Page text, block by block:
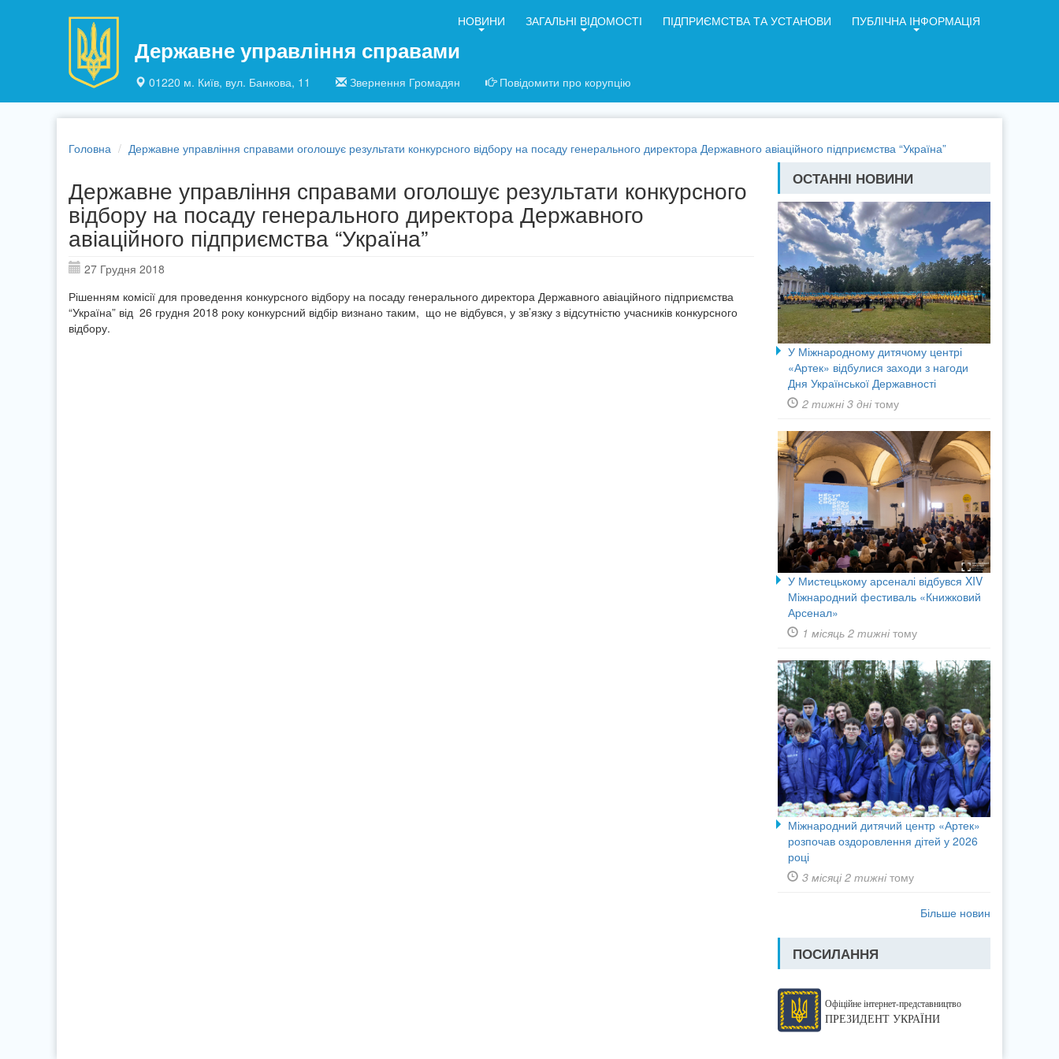
Державне управління справами
01220 м. Київ, вул. Банкова, 11 Звернення Громадян Повідомити про корупцію
НОВИНИ ЗАГАЛЬНІ ВІДОМОСТІ ПІДПРИЄМСТВА ТА УСТАНОВИ ПУБЛІЧНА ІНФОРМАЦІЯ
Головна Державне управління справами оголошує результати конкурсного відбору на посаду генерального директора Державного авіаційного підприємства “Україна”
Державне управління справами оголошує результати конкурсного
відбору на посаду генерального директора Державного
авіаційного підприємства “Україна”
27 Грудня 2018
Рішенням комісії для проведення конкурсного відбору на посаду генерального директора Державного авіаційного підприємства
“Україна” від 26 грудня 2018 року конкурсний відбір визнано таким, що не відбувся, у зв’язку з відсутністю учасників конкурсного
відбору.
ОСТАННІ НОВИНИ
У Міжнародному дитячому центрі
«Артек» відбулися заходи з нагоди
Дня Української Державності
2 тижні 3 днітому
У Мистецькому арсеналі відбувся XIV
Міжнародний фестиваль «Книжковий
Арсенал»
1 місяць 2 тижнітому
Міжнародний дитячий центр «Артек»
розпочав оздоровлення дітей у 2026
році
3 місяці 2 тижнітому
Більше новин
ПОСИЛАННЯ
Офіційне інтернет-представництво
ПРЕЗИДЕНТ УКРАЇНИ